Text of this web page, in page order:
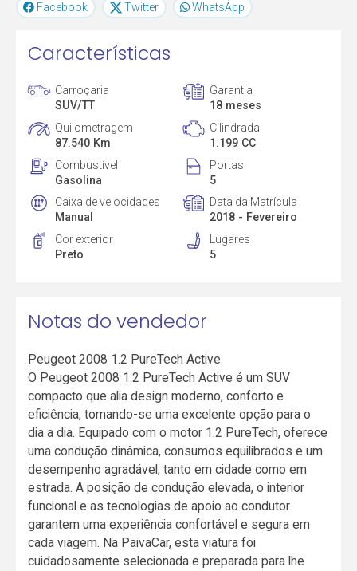
Facebook Twitter WhatsApp
Características
Carroçaria
SUV/TT
Garantia
18 meses
Quilometragem
87.540 Km
Cilindrada
1.199 CC
Combustível
Gasolina
Portas
5
Caixa de velocidades
Manual
Data da Matrícula
2018 - Fevereiro
Cor exterior
Preto
Lugares
5
Notas do vendedor
Peugeot 2008 1.2 PureTech Active
O Peugeot 2008 1.2 PureTech Active é um SUV
compacto que alia design moderno, conforto e
eficiência, tornando-se uma excelente opção para o
dia a dia. Equipado com o motor 1.2 PureTech, oferece
uma condução dinâmica, consumos equilibrados e um
desempenho agradável, tanto em cidade como em
estrada. A posição de condução elevada, o interior
funcional e as tecnologias de apoio ao condutor
garantem uma experiência confortável e segura em
cada viagem. Na PaivaCar, esta viatura foi
cuidadosamente selecionada e preparada para lhe